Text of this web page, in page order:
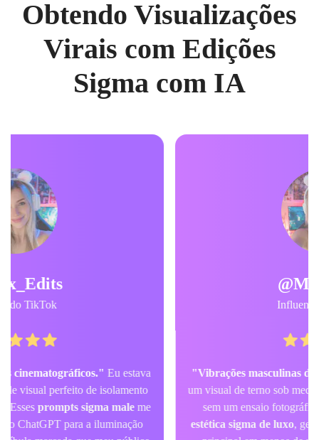
Obtendo Visualizações
Virais com Edições
Sigma com IA
"Vibrações masculinas de luxo instantâneas." Eu queria
um visual de terno sob medida de alto padrão para meu perfil
sem um ensaio fotográfico real. Usando os prompts de
estética sigma de luxo, gerei fotos incríveis de personagem